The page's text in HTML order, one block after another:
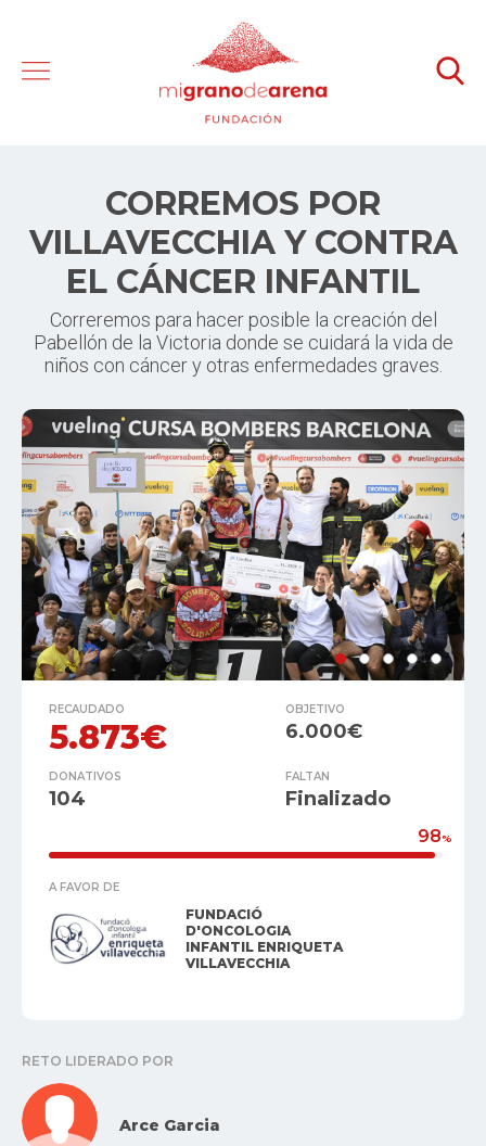
CORREMOS POR
VILLAVECCHIA Y CONTRA
EL CÁNCER INFANTIL
Correremos para hacer posible la creación del
Pabellón de la Victoria donde se cuidará la vida de
niños con cáncer y otras enfermedades graves.
RECAUDADO
5.873€
OBJETIVO
6.000€
DONATIVOS
104
FALTAN
Finalizado
98%
A FAVOR DE
FUNDACIÓ
D'ONCOLOGIA
INFANTIL ENRIQUETA
VILLAVECCHIA
RETO LIDERADO POR
Arce Garcia